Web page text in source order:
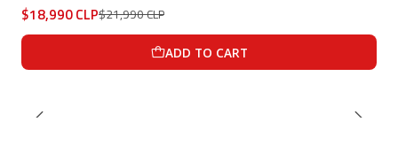
$18,990 CLP$21,990 CLP
ADD TO CART